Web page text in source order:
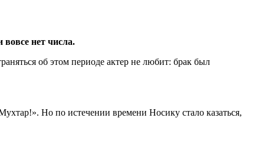
нет числа.
об этом периоде актер не любит: брак был
Но по истечении времени Носику стало казаться,